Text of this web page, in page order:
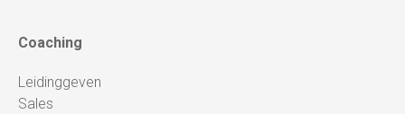
Coaching
Leidinggeven
Sales